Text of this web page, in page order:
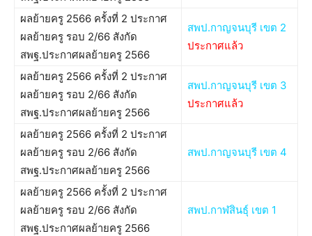
ผลย้ายครู 2566 ครั้งที่ 2 ประกาศ
ผลย้ายครู รอบ 2/66 สังกัด
สพฐ.ประกาศผลย้ายครู 2566
สพป.กาญจนบุรี เขต 2
ประกาศแล้ว
ผลย้ายครู 2566 ครั้งที่ 2 ประกาศ
ผลย้ายครู รอบ 2/66 สังกัด
สพฐ.ประกาศผลย้ายครู 2566
สพป.กาญจนบุรี เขต 3
ประกาศแล้ว
ผลย้ายครู 2566 ครั้งที่ 2 ประกาศ
ผลย้ายครู รอบ 2/66 สังกัด
สพฐ.ประกาศผลย้ายครู 2566
สพป.กาญจนบุรี เขต 4
ผลย้ายครู 2566 ครั้งที่ 2 ประกาศ
ผลย้ายครู รอบ 2/66 สังกัด
สพฐ.ประกาศผลย้ายครู 2566
สพป.กาฬสินธุ์ เขต 1